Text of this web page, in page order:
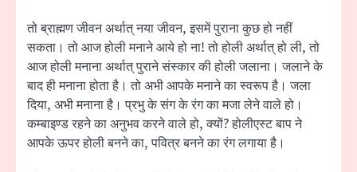
तो ब्राह्मण जीवन अर्थात् नया जीवन, इसमें पुराना कुछ हो नहीं
सकता। तो आज होली मनाने आये हो ना! तो होली अर्थात् हो ली, तो
आज होली मनाना अर्थात् पुराने संस्कार की होली जलाना। जलाने के
बाद ही मनाना होता है। तो अभी आपके मनाने का स्वरूप है। जला
दिया, अभी मनाना है। प्रभु के संग के रंग का मजा लेने वाले हो।
कम्बाइण्ड रहने का अनुभव करने वाले हो, क्यों? होलीएस्ट बाप ने
आपके ऊपर होली बनने का, पवित्र बनने का रंग लगाया है।